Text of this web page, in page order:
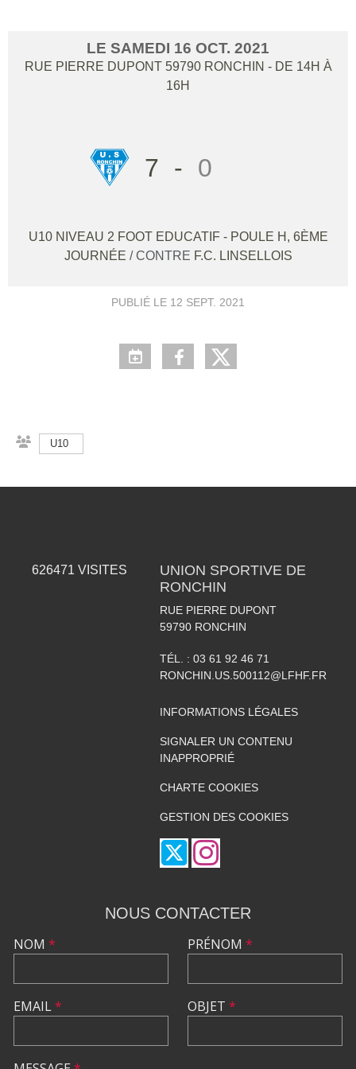
LE SAMEDI 16 OCT. 2021
RUE PIERRE DUPONT 59790 RONCHIN - DE 14H À
16H
7 - 0
U10 NIVEAU 2 FOOT EDUCATIF - POULE H, 6ÈME
JOURNÉE / CONTRE F.C. LINSELLOIS
PUBLIÉ LE 12 SEPT. 2021
U10
626471 VISITES
UNION SPORTIVE DE
RONCHIN
RUE PIERRE DUPONT
59790 RONCHIN
TÉL. : 03 61 92 46 71
RONCHIN.US.500112@LFHF.FR
INFORMATIONS LÉGALES
SIGNALER UN CONTENU
INAPPROPRIÉ
CHARTE COOKIES
GESTION DES COOKIES
NOUS CONTACTER
NOM *
EMAIL*
PRÉNOM *
OBJET *